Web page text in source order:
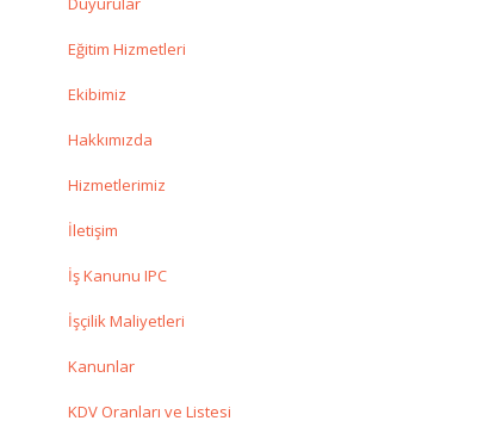
Eğitim Hizmetleri
Ekibimiz
Hakkımızda
Hizmetlerimiz
İletişim
İş Kanunu IPC
İşçilik Maliyetleri
Kanunlar
KDV Oranları ve Listesi